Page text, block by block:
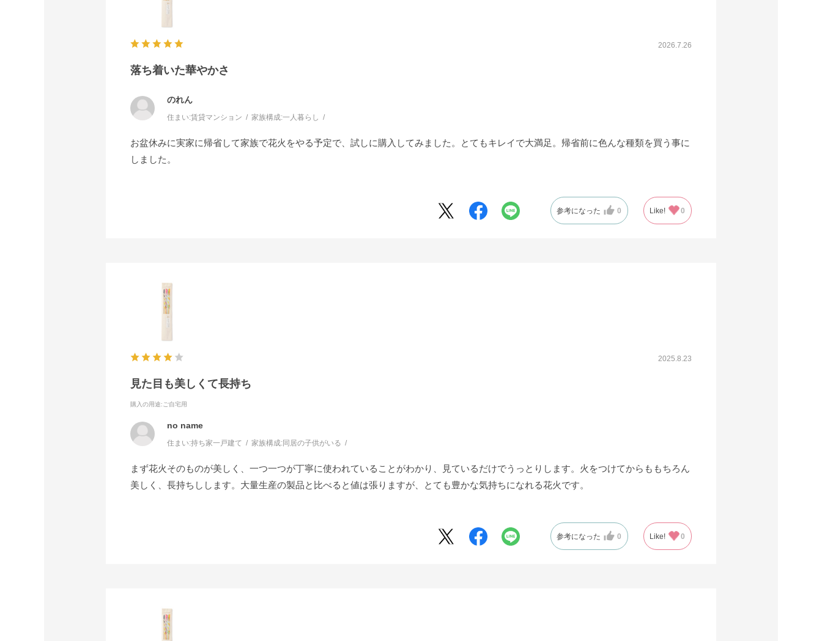
2026.7.26
落ち着いた華やかさ
のれん
住まい:賃貸マンション 家族構成:一人暮らし
お盆休みに実家に帰省して家族で花火をやる予定で、試しに購入してみました。とてもキレイで大満足。帰省前に色んな種類を買う事に
しました。
参考になった 0 Like! 0
2025.8.23
見た目も美しくて長持ち
購入の用途:ご自宅用
no name
住まい:持ち家一戸建て 家族構成:同居の子供がいる
まず花火そのものが美しく、一つ一つが丁寧に使われていることがわかり、見ているだけでうっとりします。火をつけてからももちろん
美しく、長持ちしします。大量生産の製品と比べると値は張りますが、とても豊かな気持ちになれる花火です。
参考になった 0 Like! 0